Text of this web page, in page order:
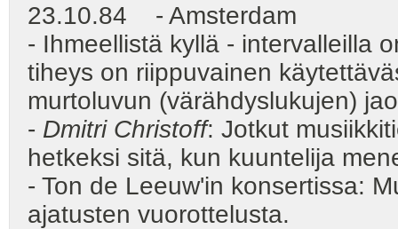
23.10.84 - Amsterdam
- Ihmeellistä kyllä - intervalleilla
tiheys on riippuvainen
murtoluvun (värähdyslukujen)
- Dmitri Christoff: Jotkut
hetkeksi sitä, kun kuuntelija
- Ton de Leeuw'in konsertissa:
ajatusten vuorottelusta.